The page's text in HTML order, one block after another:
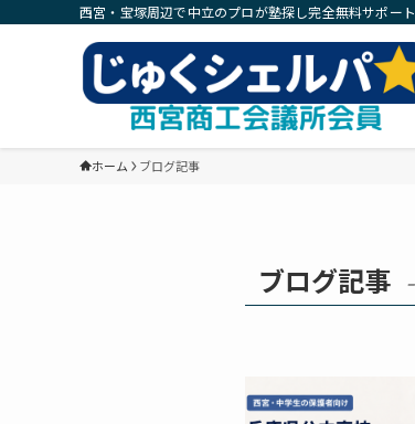
西宮・宝塚周辺で中立のプロが塾探し完全無料サポー
ホーム ブログ記事
ブログ記事